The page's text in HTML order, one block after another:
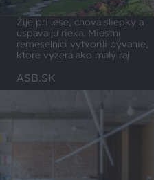
Žije pri lese, chová sliepky a
uspáva ju rieka. Miestni
remeselníci vytvorili bývanie,
ktoré vyzerá ako malý raj
ASB.SK